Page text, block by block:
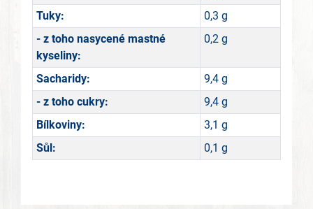
Tuky:
0,3 g
- z toho nasycené mastné
kyseliny:
0,2 g
Sacharidy:
9,4 g
- z toho cukry:
9,4 g
Bílkoviny:
3,1 g
Sůl:
0,1 g